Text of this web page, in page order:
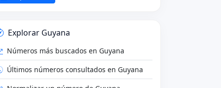
Explorar Guyana
Números más buscados en Guyana
Últimos números consultados en Guyana